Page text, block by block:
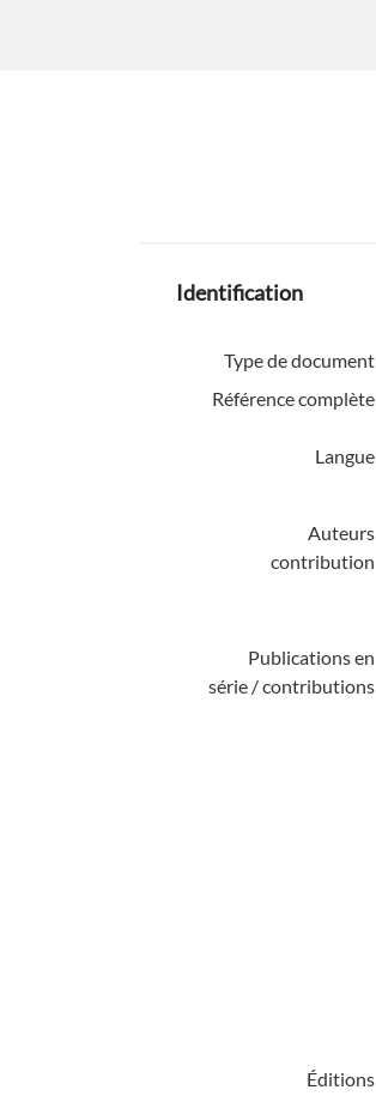
Identification
Type de document
Référence complète
Langue
Auteurs
contribution
Publications en
série / contributions
Éditions